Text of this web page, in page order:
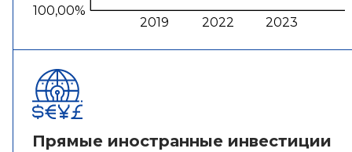
2019 2022 2023
100,00%
Прямые иностранные инвестиции